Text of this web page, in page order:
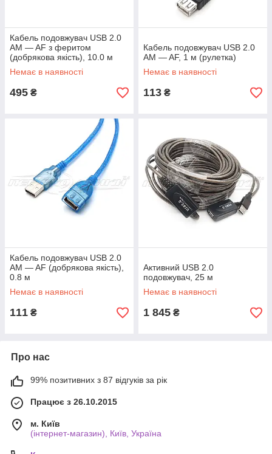
Кабель подовжувач USB 2.0
AM — AF з феритом
(добрякова якість), 10.0 м
Немає в наявності
495 ₴
Кабель подовжувач USB 2.0
AM — AF, 1 м (рулетка)
Немає в наявності
113 ₴
Кабель подовжувач USB 2.0
AM — AF (добрякова якість),
0.8 м
Немає в наявності
111 ₴
Активний USB 2.0
подовжувач, 25 м
Немає в наявності
1 845 ₴
Про нас
99% позитивних з 87 відгуків за рік
Працює з 26.10.2015
м. Київ
(інтернет-магазин), Київ, Україна